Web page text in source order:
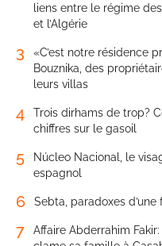
liens entre le régime
et l’Algérie
3
«C’est notre résidence
Bouznika, des
leurs villas
4
Trois dirhams de trop?
chiffres sur le gasoil
5
Núcleo Nacional, le
espagnol
6 Sebta, paradoxes
7
Affaire Abderrahim